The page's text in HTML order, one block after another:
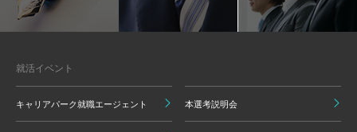
就活イベント
キャリアパーク就職エージェント 本選考説明会